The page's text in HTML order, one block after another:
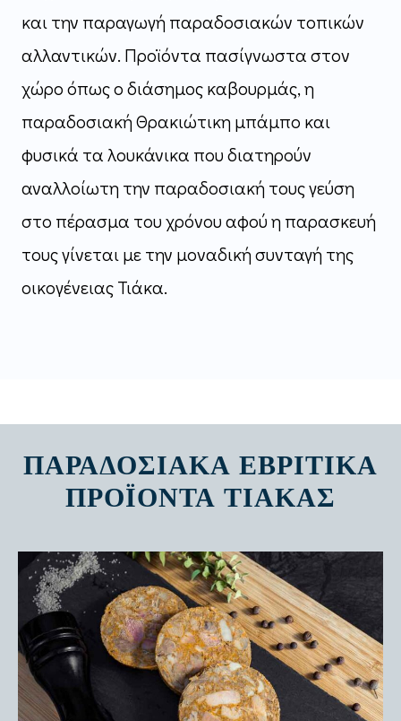
και την παραγωγή παραδοσιακών τοπικών
αλλαντικών. Προϊόντα πασίγνωστα στον
χώρο όπως ο διάσημος καβουρμάς, η
παραδοσιακή Θρακιώτικη μπάμπο και
φυσικά τα λουκάνικα που διατηρούν
αναλλοίωτη την παραδοσιακή τους γεύση
στο πέρασμα του χρόνου αφού η παρασκευή
τους γίνεται με την μοναδική συνταγή της
οικογένειας Τιάκα.
ΠΑΡΑΔΟΣΙΑΚΆ ΕΒΡΊΤΙΚΑ
ΠΡΟΪΌΝΤΑ ΤΙΆΚΑΣ